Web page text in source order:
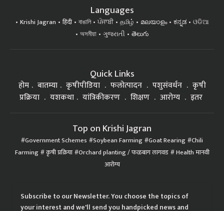
বাঙালি ਪੰਜਾਬੀ தமிழ்
অসমীয়া
ગુજરાતી తెలుగు
कृषीपीडिया फलोत्पादन
प्रक्रिया
यशकथा यांत्रिकीकरण शिक्षण आरोग्य इतर
Government Schemes Soybean Farming Goat Rearing
Farming कृषी प्रक्रिया Orchard planting / फळबाग लागवड Health मानवी
आरोग्य
your interest and we'll send you handpicked news and
latest updates based on your choice.